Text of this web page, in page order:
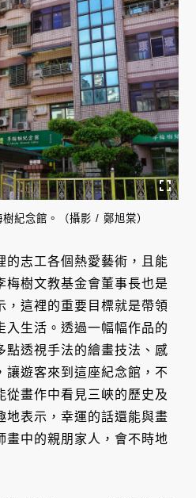
紀念館。（攝影 / 鄭旭棠）
的志工各個熱愛藝術，且能
梅樹文教基金會董事長也是
，這裡的重要目標就是帶領
入生活。透過一幅幅作品的
點透視手法的繪畫技法、感
讓遊客來到這座紀念館，不
從畫作中看見三峽的歷史及
地表示，幸運的話還能與畫
畫中的親朋家人，會不時地